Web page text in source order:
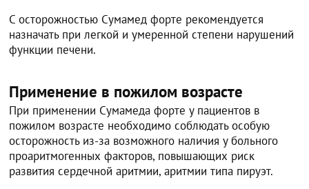
С осторожностью Сумамед форте рекомендуется
назначать при легкой и умеренной степени нарушений
функции печени.
Применение в пожилом возрасте
При применении Сумамеда форте у пациентов в
пожилом возрасте необходимо соблюдать особую
осторожность из-за возможного наличия у больного
проаритмогенных факторов, повышающих риск
развития сердечной аритмии, аритмии типа пируэт.